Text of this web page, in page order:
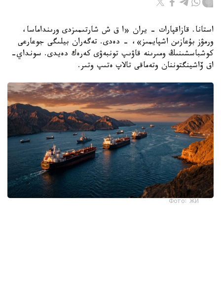
استانا. قازاقپارات - يران «ا ق ش شارتىمىزدى ورىنداماسا،
ورمۋز بۇعازىن اشپايمىز»، - دەدى. تەگەران بيلىگى جوعارعى
كوشباسشىنىڭ ومىرىنە قاۋىپ تونبەۋى كەرەك دەيدى. سونداي-
اق ۆاشينگتوننان وتەماقى تالاپ ەتىپ وتىر.
Фото: ЖИ